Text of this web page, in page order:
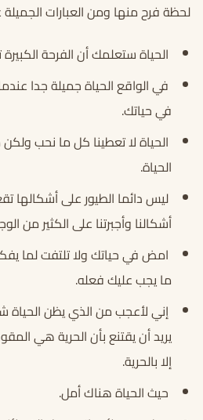
لحظة فرح منها ومن العبارات
الحياة ستعلمك أن الفرحة
في الواقع الحياة جميلة جدا
في حياتك.
الحياة لا تعطينا كل ما نحب
الحياة.
ليس دائما الطيور على أشكالها
أشكالنا وأجبرتنا على الكثير من
امض في حياتك ولا تلتفت لما
ما يجب عليك فعله.
إني لأعجب من الذي يظن الحياة
يريد أن يقتنع بأن الحرية هي
إلا بالحرية.
حيث الحياة هناك أمل.